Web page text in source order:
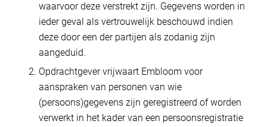
waarvoor deze verstrekt zijn. Gegevens worden in
ieder geval als vertrouwelijk beschouwd indien
deze door een der partijen als zodanig zijn
aangeduid.
Opdrachtgever vrijwaart Embloom voor
aanspraken van personen van wie
(persoons)gegevens zijn geregistreerd of worden
verwerkt in het kader van een persoonsregistratie